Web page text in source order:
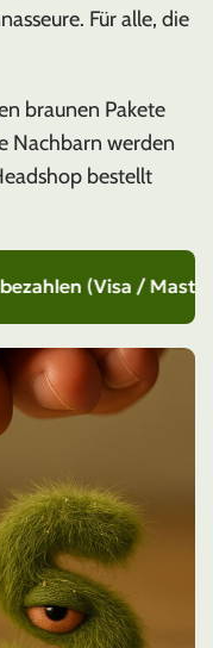
Für alle, die
braunen Pakete
Nachbarn werden
bestellt
Mastercard)